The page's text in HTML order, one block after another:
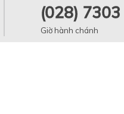
(028)
Giờ hành chánh